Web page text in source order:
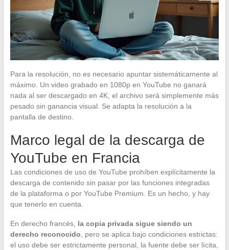
Para la resolución, no es necesario apuntar sistemáticamente al
máximo. Un video grabado en 1080p en YouTube no ganará
nada al ser descargado en 4K, el archivo será simplemente más
pesado sin ganancia visual. Se adapta la resolución a la
pantalla de destino.
Marco legal de la descarga de
YouTube en Francia
Las condiciones de uso de YouTube prohíben explícitamente la
descarga de contenido sin pasar por las funciones integradas
de la plataforma o por YouTube Premium. Es un hecho, y hay
que tenerlo en cuenta.
En derecho francés, la copia privada sigue siendo un
derecho reconocido, pero se aplica bajo condiciones estrictas:
el uso debe ser estrictamente personal, la fuente debe ser lícita,